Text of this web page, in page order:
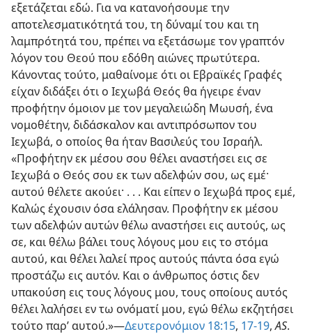
εξετάζεται εδώ. Για να κατανοήσουμε την
αποτελεσματικότητά του, τη δύναμί του και τη
λαμπρότητά του, πρέπει να εξετάσωμε τον γραπτόν
λόγον του Θεού που εδόθη αιώνες πρωτύτερα.
Κάνοντας τούτο, μαθαίνομε ότι οι Εβραϊκές Γραφές
είχαν διδάξει ότι ο Ιεχωβά Θεός θα ήγειρε έναν
προφήτην όμοιον με τον μεγαλειώδη Μωυσή, ένα
νομοθέτην, διδάσκαλον και αντιπρόσωπον του
Ιεχωβά, ο οποίος θα ήταν Βασιλεύς του Ισραήλ.
«Προφήτην εκ μέσου σου θέλει αναστήσει εις σε
Ιεχωβά ο Θεός σου εκ των αδελφών σου, ως εμέ·
αυτού θέλετε ακούει· . . . Και είπεν ο Ιεχωβά προς εμέ,
Καλώς έχουσιν όσα ελάλησαν. Προφήτην εκ μέσου
των αδελφών αυτών θέλω αναστήσει εις αυτούς, ως
σε, και θέλω βάλει τους λόγους μου εις το στόμα
αυτού, και θέλει λαλεί προς αυτούς πάντα όσα εγώ
προστάζω εις αυτόν. Και ο άνθρωπος όστις δεν
υπακούση εις τους λόγους μου, τους οποίους αυτός
θέλει λαλήσει εν τω ονόματί μου, εγώ θέλω εκζητήσει
τούτο παρ’ αυτού.»—Δευτερονόμιον 18:15, 17-19,AS.